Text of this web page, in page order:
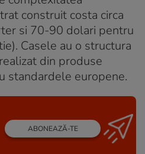
construit costa circa
si 70-90 dolari pentru
Casele au o structura
din produse
standardele europene.
ABONEAZĂ-TE